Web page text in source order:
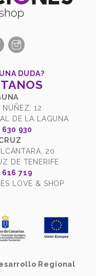
DUDA?
12
DE LA LAGUNA
630 930
20
DE TENERIFE
719
LOVE & SHOP
Regional